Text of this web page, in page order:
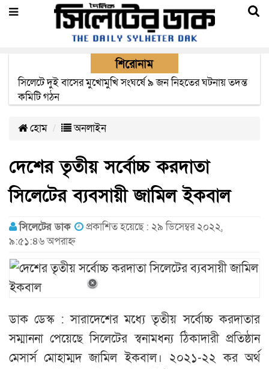
শিরোনাম
সিলেটে সড়ক দুর্ঘটনায় নিহতদের পরিবার পাচ্ছে ৫ লাখ টাকা করে
সরকারি অনুদান
হোম অনলাইন
দেশের তৃতীয় সর্বোচ্চ করদাতা
সিলেটের ব্যবসায়ী জামিল ইকবাল
সিলেটের ডাক
প্রকাশিত হয়েছে : ২৯ ডিসেম্বর ২০২২,
৯:৫১:৪৬ অপরাহ্ন
ডাক ডেস্ক : সারাদেশের মধ্যে তৃতীয় সর্বোচ্চ করদাতার
সম্মাননা পেয়েছে সিলেটের স্বনামধন্য ঠিকাদারী প্রতিষ্ঠান
মেসার্স মোহাম্মদ জামিল ইকবাল। ২০২১-২২ কর অর্থ